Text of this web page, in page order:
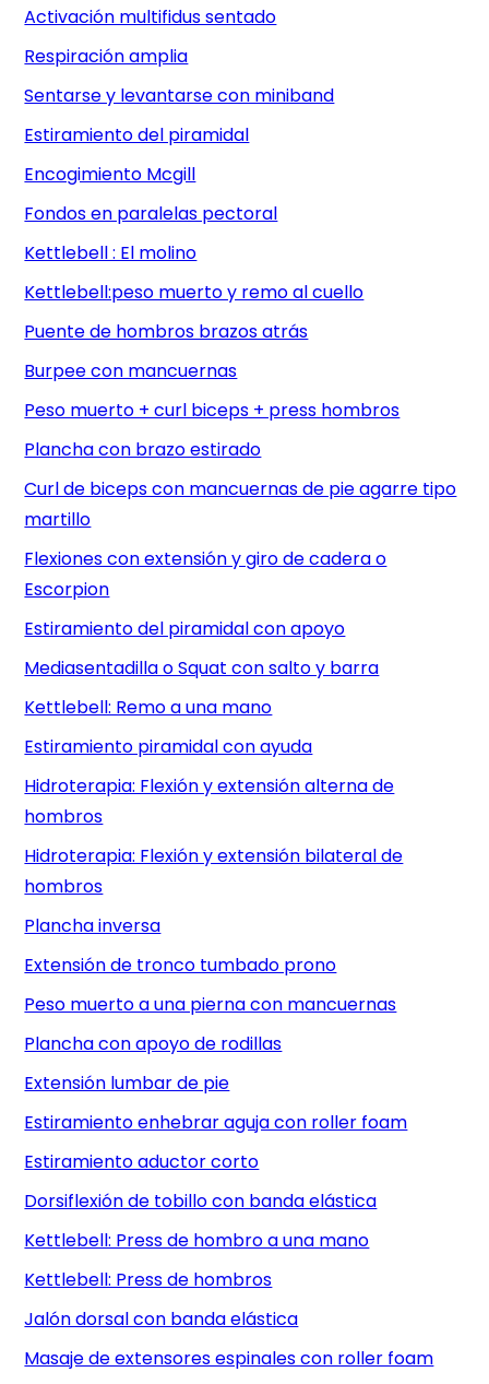
Activación multifidus sentado
Respiración amplia
Sentarse y levantarse con miniband
Estiramiento del piramidal
Encogimiento Mcgill
Fondos en paralelas pectoral
Kettlebell : El molino
Kettlebell:peso muerto y remo al cuello
Puente de hombros brazos atrás
Burpee con mancuernas
Peso muerto + curl biceps + press hombros
Plancha con brazo estirado
Curl de biceps con mancuernas de pie agarre tipo
martillo
Flexiones con extensión y giro de cadera o
Escorpion
Estiramiento del piramidal con apoyo
Mediasentadilla o Squat con salto y barra
Kettlebell: Remo a una mano
Estiramiento piramidal con ayuda
Hidroterapia: Flexión y extensión alterna de
hombros
Hidroterapia: Flexión y extensión bilateral de
hombros
Plancha inversa
Extensión de tronco tumbado prono
Peso muerto a una pierna con mancuernas
Plancha con apoyo de rodillas
Extensión lumbar de pie
Estiramiento enhebrar aguja con roller foam
Estiramiento aductor corto
Dorsiflexión de tobillo con banda elástica
Kettlebell: Press de hombro a una mano
Kettlebell: Press de hombros
Jalón dorsal con banda elástica
Masaje de extensores espinales con roller foam